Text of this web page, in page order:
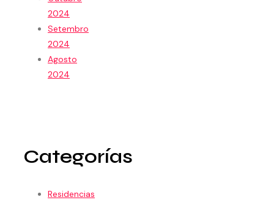
2024
Setembro
2024
Agosto
2024
Categorías
Residencias